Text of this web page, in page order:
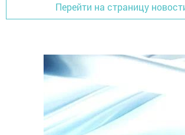
Перейти на страницу